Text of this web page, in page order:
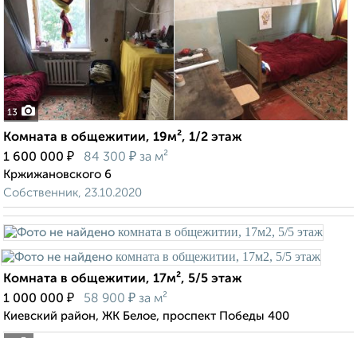
13
Комната в общежитии, 19м², 1/2 этаж
1 600 000 ₽ 84 300 ₽ за м²
Кржижановского 6
Собственник, 23.10.2020
Комната в общежитии, 17м², 5/5 этаж
1 000 000 ₽ 58 900 ₽ за м²
Киевский район, ЖК Белое, проспект Победы 400